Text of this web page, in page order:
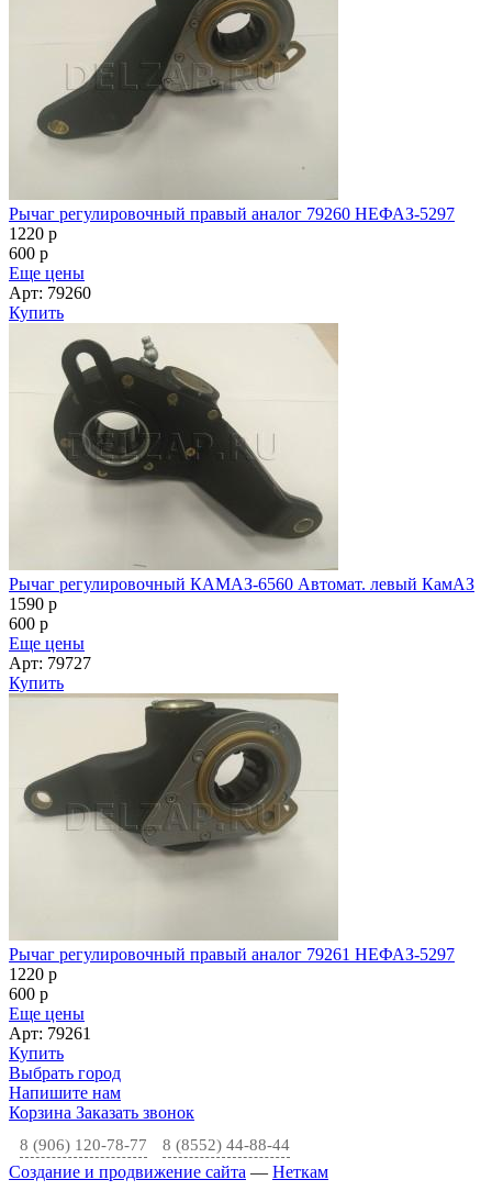
Рычаг регулировочный правый аналог 79260 НЕФАЗ-5297
1220 p
600 p
Еще цены
Арт: 79260
Купить
Рычаг регулировочный КАМАЗ-6560 Автомат. левый КамАЗ
1590 p
600 p
Еще цены
Арт: 79727
Купить
Рычаг регулировочный правый аналог 79261 НЕФАЗ-5297
1220 p
600 p
Еще цены
Арт: 79261
Купить
Выбрать город
Напишите нам
Корзина Заказать звонок
8 (906) 120-78-77 8 (8552) 44-88-44
Создание и продвижение сайта — Неткам